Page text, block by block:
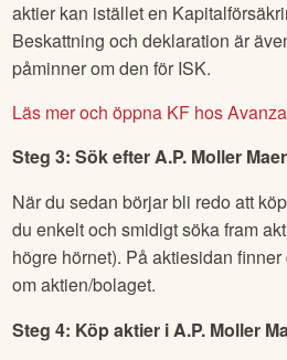
aktier kan istället en
Beskattning och deklaration är
påminner om den för ISK.
Läs mer och öppna KF hos Avanza
Steg 3: Sök efterA.P. Moller
När du sedan börjar bli redo att
du enkelt och smidigt söka fram
högre hörnet). På aktiesidan
om aktien/bolaget.
Steg 4: Köp aktier iA.P. Moller